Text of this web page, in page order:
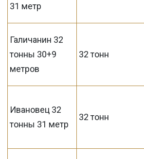
31 метр
Галичанин 32
тонны 30+9
метров
32 тонн
Ивановец 32
тонны 31 метр
32 тонн